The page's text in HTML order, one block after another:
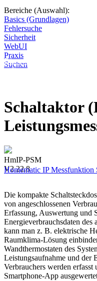
Bereiche (Auswahl):
Basics (Grundlagen)
Fehlersuche
Sicherheit
WebUI
Praxis
Suchen
Diese Seite wird nicht
online. Vielen Dank für
Schaltaktor
HmIP-PSM
V2.22.8
Homematic IPMessfunktion
Die kompakte
von angeschlossenen
Erfassung, Auswertung und
Energieverbrauchsdaten des
kann man z. B. elektrische
Raumklima-Lösung
Wandthermostaten des
Leistungsaufnahme und der
Verbrauchers werden
Smartphone-App